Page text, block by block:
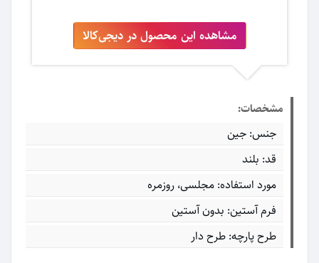
مشاهده این محصول در دیجی‌کالا
مشخصات:
جنس: جین
قد: بلند
مورد استفاده: مجلسی، روزمره
فرم آستین: بدون آستین
طرح پارچه: طرح دار